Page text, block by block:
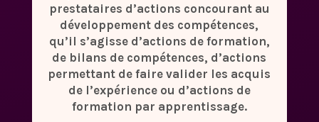
prestataires d’actions concourant au
développement des compétences,
qu’il s’agisse d’actions de formation,
de bilans de compétences, d’actions
permettant de faire valider les acquis
de l’expérience ou d’actions de
formation par apprentissage.